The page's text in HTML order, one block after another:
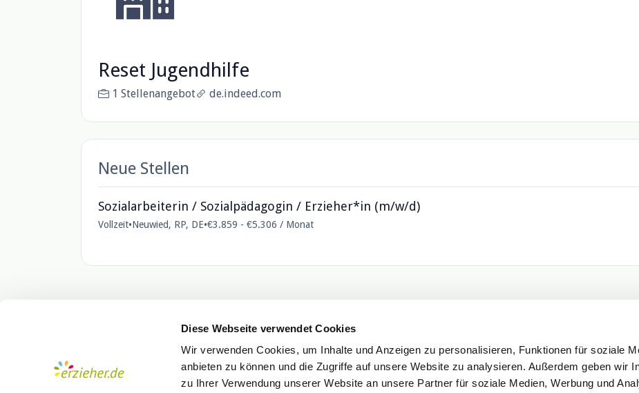
Diese Webseite verwendet Cookies
Wir verwenden Cookies, um Inhalte und Anzeigen zu personalisieren, Funktionen für soziale
anbieten zu können und die Zugriffe auf unsere Website zu analysieren. Außerdem geben wir
zu Ihrer Verwendung unserer Website an unsere Partner für soziale Medien, Werbung und
Reset Jugendhilfe
1 Stellenangebot de.indeed.com
Neue Stellen
Sozialarbeiterin / Sozialpädagogin / Erzieher*in (m/w/d)
Vollzeit•Neuwied, RP, DE•€3.859 - €5.306 / Monat